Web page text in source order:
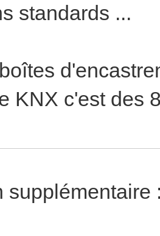
standards ...
KNX c'est des
supplémentaire